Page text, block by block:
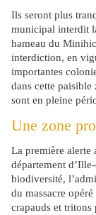
Ils seront plus
municipal interdit
hameau du
interdiction, en
importantes
dans cette paisible
sont en pleine
Une zone
La première alerte
département
biodiversité,
du massacre
crapauds et tritons